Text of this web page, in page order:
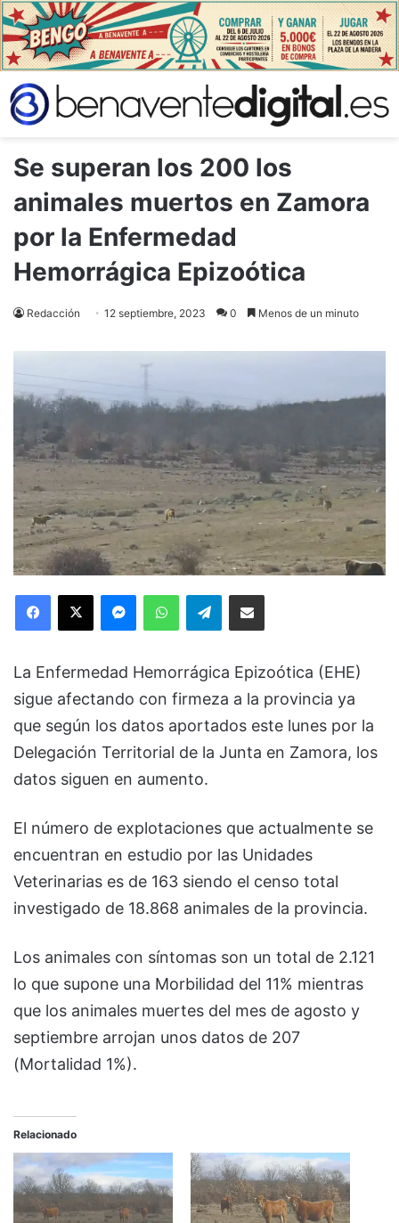
Se superan los 200 los
animales muertos en Zamora
por la Enfermedad
Hemorrágica Epizoótica
Redacción 12 septiembre, 2023 0 Menos de un minuto
Facebook
X MessengerWhatsAppTelegramCompartir via Email
La Enfermedad Hemorrágica Epizoótica (EHE)
sigue afectando con firmeza a la provincia ya
que según los datos aportados este lunes por la
Delegación Territorial de la Junta en Zamora, los
datos siguen en aumento.
El número de explotaciones que actualmente se
encuentran en estudio por las Unidades
Veterinarias es de 163 siendo el censo total
investigado de 18.868 animales de la provincia.
Los animales con síntomas son un total de 2.121
lo que supone una Morbilidad del 11% mientras
que los animales muertes del mes de agosto y
septiembre arrojan unos datos de 207
(Mortalidad 1%).
Relacionado